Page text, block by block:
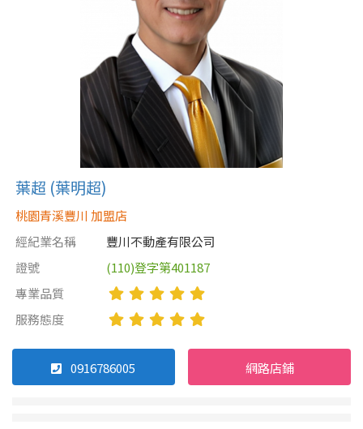
葉超 (葉明超)
桃園青溪豐川 加盟店
經紀業名稱
豐川不動產有限公司
證號
(110)登字第401187
專業品質
服務態度
0916786005 網路店鋪